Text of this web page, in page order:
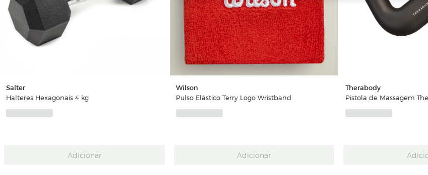
Salter
Halteres Hexagonais 4 kg
Adicionar
Wilson
Pulso Elástico Terry Logo Wristband
Adicionar
Therabody
Pistola de Massagem